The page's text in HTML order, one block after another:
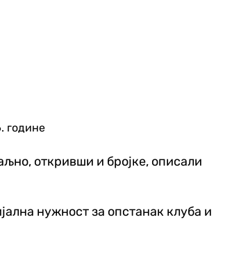
године
откривши и бројке, описали
нужност за опстанак клуба и